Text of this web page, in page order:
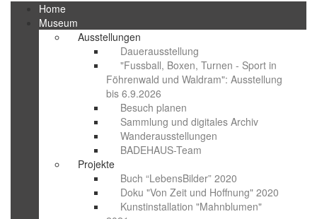
Home
Museum
Ausstellungen
Dauerausstellung
"Fussball, Boxen, Turnen - Sport in
Föhrenwald und Waldram": Ausstellung
bis 6.9.2026
Besuch planen
Sammlung und digitales Archiv
Wanderausstellungen
BADEHAUS-Team
Projekte
Buch “LebensBilder” 2020
Doku "Von Zeit und Hoffnung" 2020
Kunstinstallation "Mahnblumen"